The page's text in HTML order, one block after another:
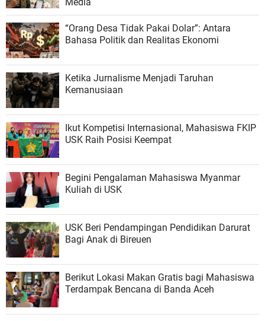
“Orang Desa Tidak Pakai Dolar”: Antara
Bahasa Politik dan Realitas Ekonomi
Ketika Jurnalisme Menjadi Taruhan
Kemanusiaan
Ikut Kompetisi Internasional, Mahasiswa FKIP
USK Raih Posisi Keempat
Begini Pengalaman Mahasiswa Myanmar
Kuliah di USK
USK Beri Pendampingan Pendidikan Darurat
Bagi Anak di Bireuen
Berikut Lokasi Makan Gratis bagi Mahasiswa
Terdampak Bencana di Banda Aceh